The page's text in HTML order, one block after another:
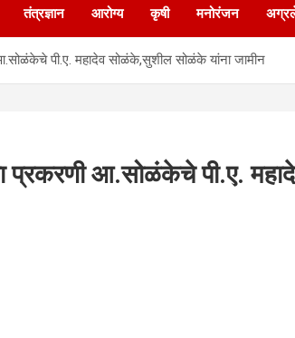
तंत्रज्ञान आरोग्य कृषी मनोरंजन
पी.ए. महादेव सोळंके,सुशील सोळंके यांना जामीन
प्रकरणी आ.सोळंकेचे पी.ए.